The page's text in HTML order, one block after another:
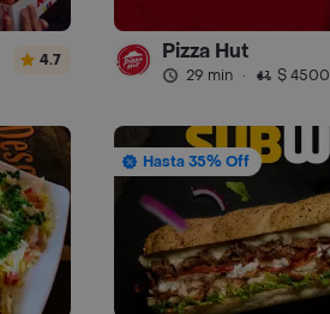
4.7 Pizza Hut
29 min · $ 4500
Hasta 35% Off